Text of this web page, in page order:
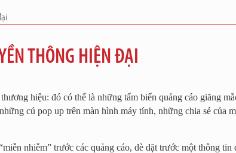
THÔNG HIỆN ĐẠI
hiệu: đó có thể là những tấm biển quảng cáo giăng
cú pop up trên màn hình máy tính, những chia sẻ của
nhiễm” trước các quảng cáo, dè dặt trước một thông tin